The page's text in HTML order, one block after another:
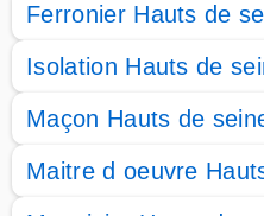
Ferronier Hauts de
Isolation Hauts de
Maçon Hauts de
Maitre d oeuvre